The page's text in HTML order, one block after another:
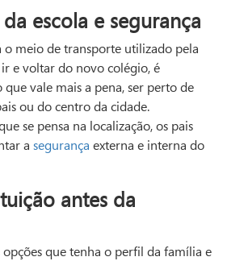
escola e segurança
o meio de transporte utilizado pela
e voltar do novo colégio, é
vale mais a pena, ser perto de
ou do centro da cidade.
se pensa na localização, os pais
a segurança externa e interna do
antes da
opções que tenha o perfil da família e